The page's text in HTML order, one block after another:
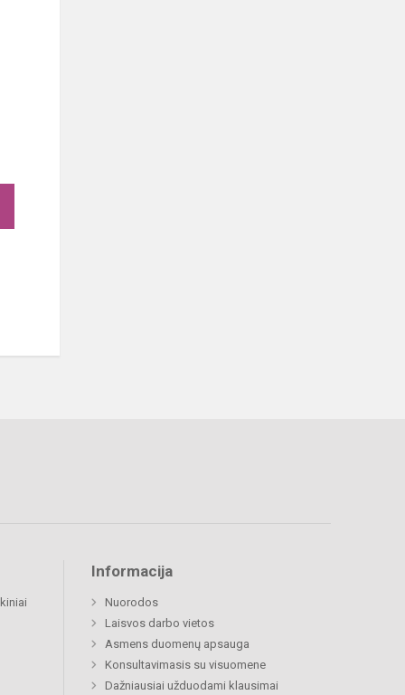
Informacija
Nuorodos
Laisvos darbo vietos
Asmens duomenų apsauga
Konsultavimasis su visuomene
Dažniausiai užduodami klausimai